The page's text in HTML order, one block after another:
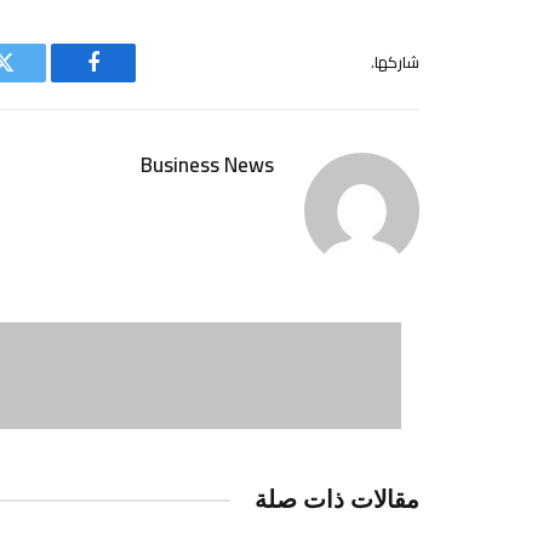
شاركها.
فيسبوك
Business News
مقالات ذات صلة